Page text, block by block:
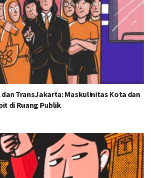
dan TransJakarta: Maskulinitas Kota dan
di Ruang Publik